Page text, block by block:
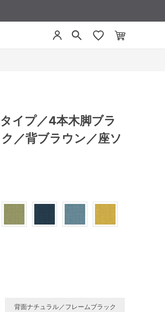
イプ／4本木脚ブラ
／背ブラウン／座ソ
背面ナチュラル／フレームブラック